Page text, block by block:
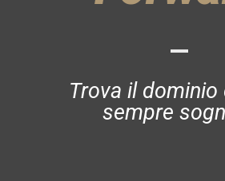
Trova il dominio
sempre